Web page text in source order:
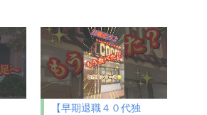
【早期退職４０代独